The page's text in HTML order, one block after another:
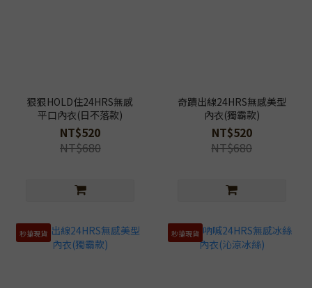
狠狠HOLD住24HRS無感
平口內衣(日不落款)
NT$520
NT$680
奇蹟出線24HRS無感美型
內衣(獨霸款)
NT$520
NT$680
秒搶現貨 秒搶現貨